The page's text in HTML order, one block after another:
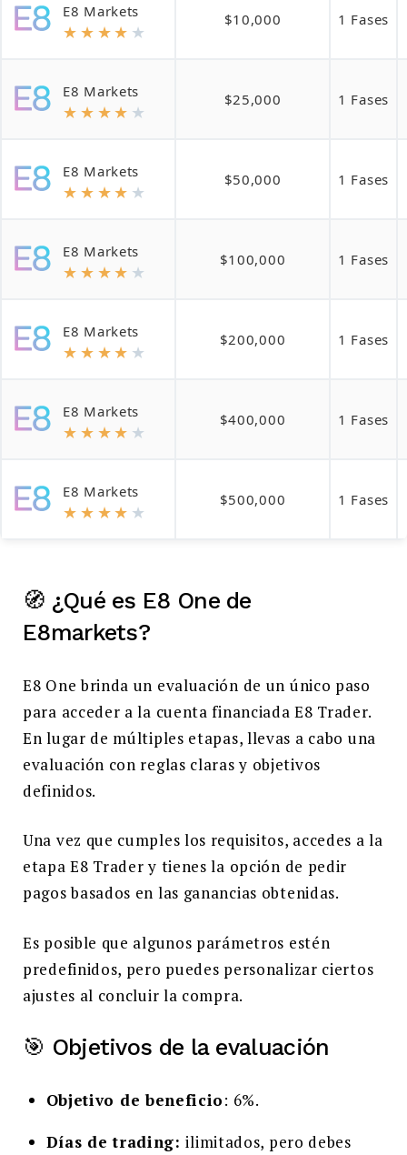
E8 Markets
★ ★ ★★ ★
$10,000 1 Fases
E8 Markets
★ ★ ★★ ★
$25,000 1 Fases
E8 Markets
★ ★ ★★ ★
$50,000 1 Fases
E8 Markets
★ ★ ★★ ★
$100,000 1 Fases
E8 Markets
★ ★ ★★ ★
$200,000 1 Fases
E8 Markets
★ ★ ★★ ★
$400,000 1 Fases
E8 Markets
★ ★ ★★ ★
$500,000 1 Fases
🧭 ¿Qué es E8 One de
E8markets?
E8 One brinda un evaluación de un único paso
para acceder a la cuenta financiada E8 Trader.
En lugar de múltiples etapas, llevas a cabo una
evaluación con reglas claras y objetivos
definidos.
Una vez que cumples los requisitos, accedes a la
etapa E8 Trader y tienes la opción de pedir
pagos basados en las ganancias obtenidas.
Es posible que algunos parámetros estén
predefinidos, pero puedes personalizar ciertos
ajustes al concluir la compra.
🎯 Objetivos de la evaluación
Objetivo de beneficio: 6%.
Días de trading:ilimitados, pero debes